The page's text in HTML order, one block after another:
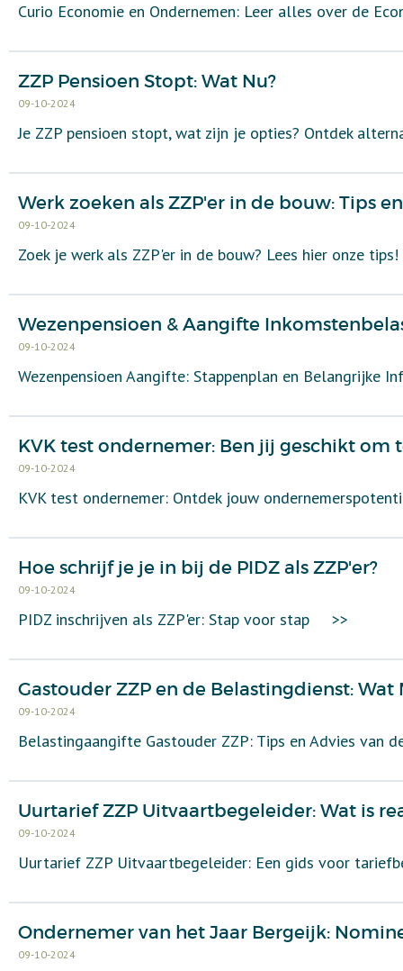
Curio Economie en Ondernemen: Leer alles over de
ZZP Pensioen Stopt: Wat Nu?
09-10-2024
Je ZZP pensioen stopt, wat zijn je opties? Ontdek
Werk zoeken als ZZP'er in de bouw: Tips
09-10-2024
Zoek je werk als ZZP'er in de bouw? Lees hier onze tips!
Wezenpensioen & Aangifte
09-10-2024
Wezenpensioen Aangifte: Stappenplan en Belangrijke
KVK test ondernemer: Ben jij geschikt om
09-10-2024
KVK test ondernemer: Ontdek jouw
Hoe schrijf je je in bij de PIDZ als ZZP'er?
09-10-2024
PIDZ inschrijven als ZZP'er: Stap voor stap >>
Gastouder ZZP en de Belastingdienst: Wat
09-10-2024
Belastingaangifte Gastouder ZZP: Tips en Advies van
Uurtarief ZZP Uitvaartbegeleider: Wat is
09-10-2024
Uurtarief ZZP Uitvaartbegeleider: Een gids voor
Ondernemer van het Jaar Bergeijk:
09-10-2024